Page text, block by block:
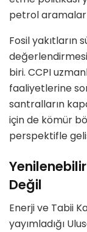
petrol
Fosil yakıtların
biri. CCPI
faaliyetlerine
santralların
için de kömür
perspektifle
Değil
Enerji ve Tabii
yayımladığı